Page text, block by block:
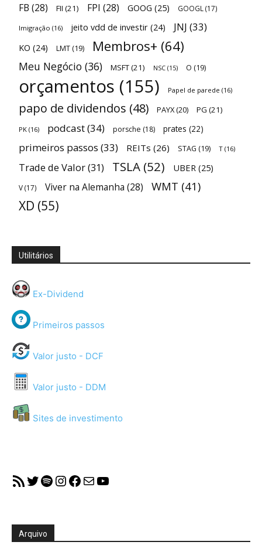
FB (28) FII (21) FPI (28) GOOG (25) GOOGL (17)
Imigração (16) jeito vdd de investir (24) JNJ (33)
KO (24) LMT (19) Membros+ (64)
Meu Negócio (36) MSFT(21) NSC (15) O (19)
orçamentos (155) Papel de parede (16)
papo de dividendos (48) PAYX(20) PG (21)
PK (16) podcast(34) porsche (18) prates (22)
primeiros passos (33) REITs (26) STAG (19) T (16)
Trade de Valor(31) TSLA (52) UBER (25)
V(17) Viver na Alemanha (28) WMT (41)
XD (55)
Utilitários
Ex-Dividend
Primeiros passos
Valor justo - DCF
Valor justo - DDM
Sites de investimento
RSS FeedTwitter
Spotify
Instagram
Facebook
MailYouTube
Arquivo